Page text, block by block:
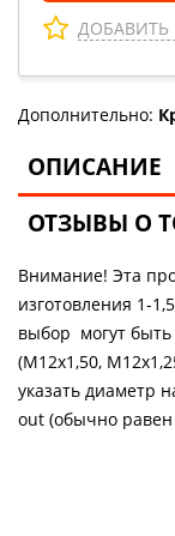
ДОБАВИТЬ
Дополнительно:
ОПИСАНИЕ
ОТЗЫВЫ О
Внимание! Эта
изготовления 1-
выбор могут
(М12х1,50,
указать диаметр
out (обычно равен